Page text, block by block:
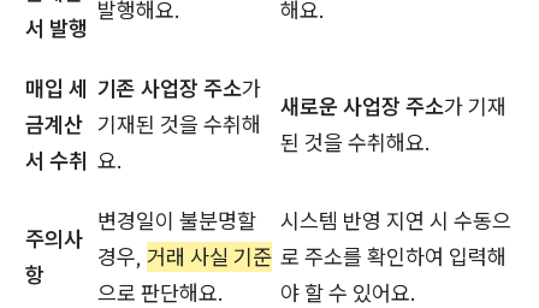
서 발행
발행해요.
해요.
매입 세
금계산
서 수취
기존 사업장 주소가
기재된 것을 수취해
요.
새로운 사업장 주소가 기재
된 것을 수취해요.
주의사
항
변경일이 불분명할
경우, 거래 사실 기준
으로 판단해요.
시스템 반영 지연 시 수동으
로 주소를 확인하여 입력해
야 할 수 있어요.